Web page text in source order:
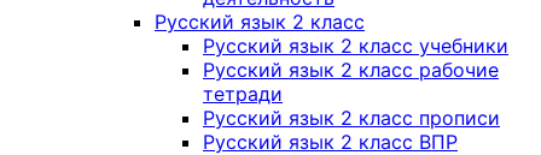
Русский язык 2 класс
Русский язык 2 класс учебники
Русский язык 2 класс рабочие
тетради
Русский язык 2 класс прописи
Русский язык 2 класс ВПР